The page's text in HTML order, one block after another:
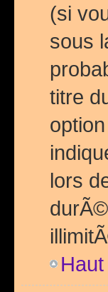
(si
sous
titre
lors
Haut